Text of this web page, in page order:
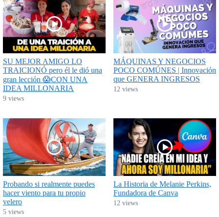
SU MEJOR AMIGO LO
TRAICIONÓ pero él le dió una
gran lección 😱CON UNA
IDEA MILLONARIA
9 views
MÁQUINAS Y NEGOCIOS
POCO COMÚNES | Innovación
que GENERA INGRESOS
12 views
Probando si realmente puedes
hacer viento para tu propio
velero
5 views
La Historia de Melanie Perkins,
Fundadora de Canva
12 views